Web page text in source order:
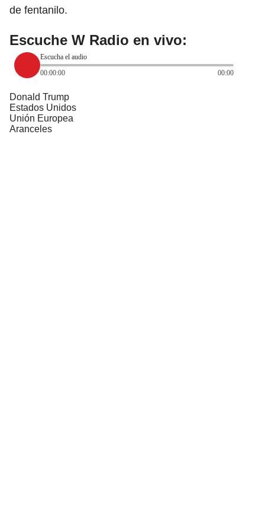
de fentanilo.
Escuche W Radio en vivo:
Escucha el audio
00:00:00
00:00
Donald Trump
Estados Unidos
Unión Europea
Aranceles